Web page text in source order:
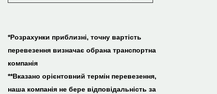
*Розрахунки приблизні, точну вартість
перевезення визначає обрана транспортна
компанія
**Вказано орієнтовний термін перевезення,
наша компанія не бере відповідальність за